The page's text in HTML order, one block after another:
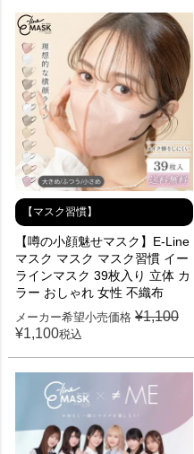
【マスク習慣】
【噂の小顔魅せマスク】E-Line
マスク マスク マスク習慣 イー
ラインマスク 39枚入り 立体 カ
ラー おしゃれ 女性 不織布
メーカー希望小売価格 ¥1,100
¥1,100税込